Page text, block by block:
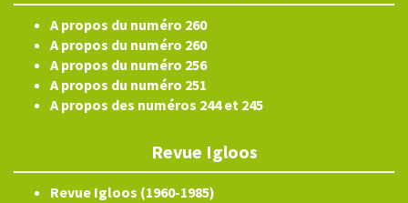
A propos du numéro 260
A propos du numéro 260
A propos du numéro 256
A propos du numéro 251
A propos des numéros 244 et 245
Revue Igloos
Revue Igloos (1960-1985)